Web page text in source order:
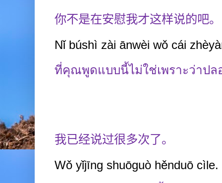
你不是在安慰我才这样说的吧。
Nǐ búshì zài ānwèi wǒ cái
ที่คุณพูดแบบนี้ไม่ใช่เพราะว่าปล
我已经说过很多次了。
Wǒ yǐjīng shuōguò hěnduō cìle.